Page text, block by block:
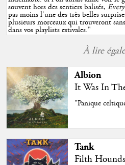
souvent hors des sentiers balisés,
pas moins l'une des très belles
plusieurs morceaux qui trouveront
dans vos playlists estivales."
À lire
Albion
It Was In
"Panique
Tank
Filth